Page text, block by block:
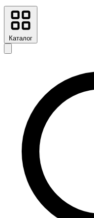
Каталог